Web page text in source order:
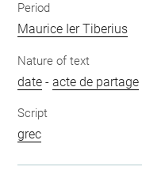
Period
Maurice Ier Tiberius
Nature of text
date -acte de partage
Script
grec